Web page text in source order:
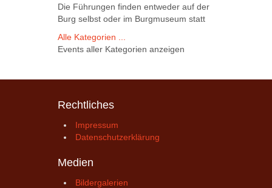
Die Führungen finden entweder auf der
Burg selbst oder im Burgmuseum statt
Alle Kategorien ...
Events aller Kategorien anzeigen
Rechtliches
Impressum
Datenschutzerklärung
Medien
Bildergalerien